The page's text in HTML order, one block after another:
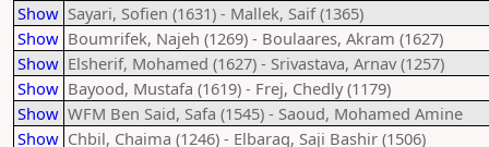
Show Sayari, Sofien (1631) - Mallek, Saif (1365)
Show Boumrifek, Najeh (1269) - Boulaares, Akram (1627)
Show Elsherif, Mohamed (1627) - Srivastava, Arnav (1257)
Show Bayood, Mustafa (1619) - Frej, Chedly (1179)
Show WFM Ben Said, Safa (1545) - Saoud, Mohamed Amine
Show Chbil, Chaima (1246) - Elbaraq, Saji Bashir (1506)